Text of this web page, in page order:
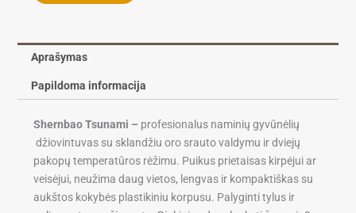
Aprašymas
Papildoma informacija
Shernbao Tsunami – profesionalus naminių gyvūnėlių
džiovintuvas su sklandžiu oro srauto valdymu ir dviejų
pakopų temperatūros rėžimu. Puikus prietaisas kirpėjui ar
veisėjui, neužima daug vietos, lengvas ir kompaktiškas su
aukštos kokybės plastikiniu korpusu. Palyginti tylus ir